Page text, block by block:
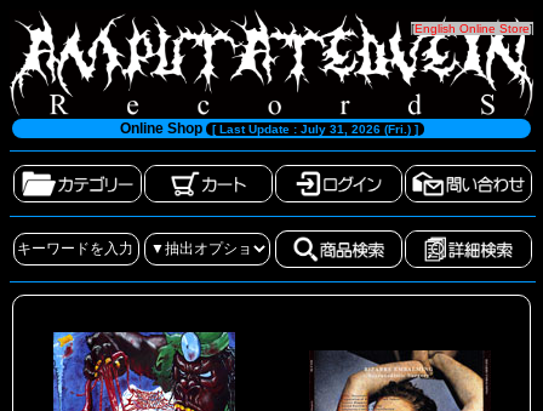
[English Online Store]
Online Shop [ Last Update : July 31, 2026 (Fri.) ]